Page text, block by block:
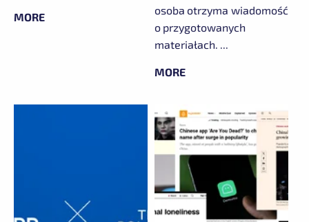
MORE
osoba otrzyma wiadomość
o przygotowanych
materiałach. ...
MORE